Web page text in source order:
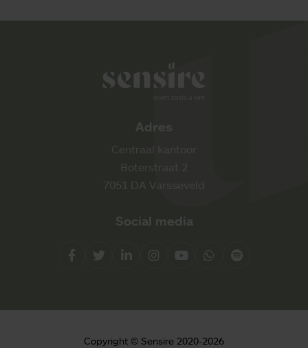
Adres
Centraal kantoor
Boterstraat 2
7051 DA Varsseveld
Social media
FacebookTwitterLinkedInInstagram
YouTubeWhatsapp
Spotify
Copyright © Sensire 2020-2026